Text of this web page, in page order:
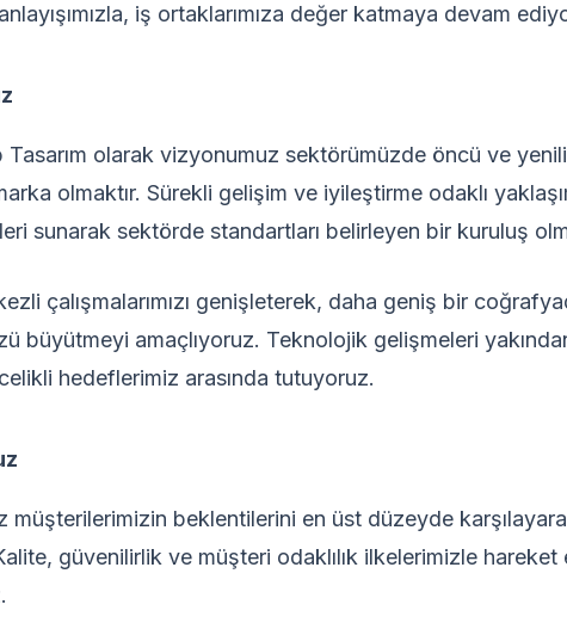
iş ortaklarımıza değer katmaya devam
Tasarım olarak vizyonumuz sektörümüzde öncü ve
olmaktır. Sürekli gelişim ve iyileştirme odaklı
sunarak sektörde standartları belirleyen bir kuruluş
çalışmalarımızı genişleterek, daha geniş bir
büyütmeyi amaçlıyoruz. Teknolojik gelişmeleri
hedeflerimiz arasında tutuyoruz.
müşterilerimizin beklentilerini en üst düzeyde
güvenilirlik ve müşteri odaklılık ilkelerimizle